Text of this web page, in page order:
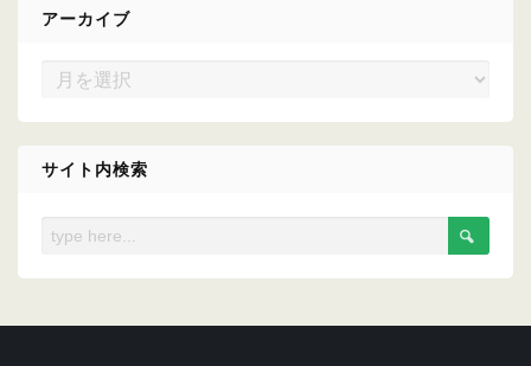
アーカイブ
イ
サイト内検索